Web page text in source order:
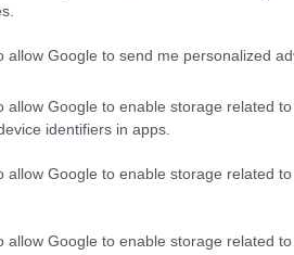
allow Google to send me personalized
allow Google to enable storage related
identifiers in apps.
allow Google to enable storage related
allow Google to enable storage related to
OLIMPIAI NÉPSZAVAZÁSÉRT,
Nem nagyon szeretem, amikor a
az emberek a tüntetésekre, miért
politikában típusú cikkek jelennek